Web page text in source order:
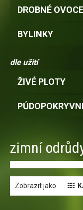
DROBNÉ OVOCE
BYLINKY
dle užití
ŽIVÉ PLOTY
zimní
Zobrazit jako